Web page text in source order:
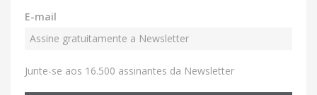
E-mail
Junte-se aos 16.500 assinantes da Newsletter